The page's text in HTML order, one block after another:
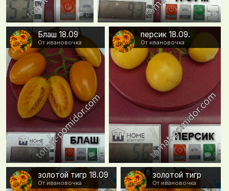
0 0
Блаш 18.09
От ивановочка
0
персик 18.09.
От ивановочка
0
золотой тигр 18.09
От ивановочка
золотой тигр
От ивановочка